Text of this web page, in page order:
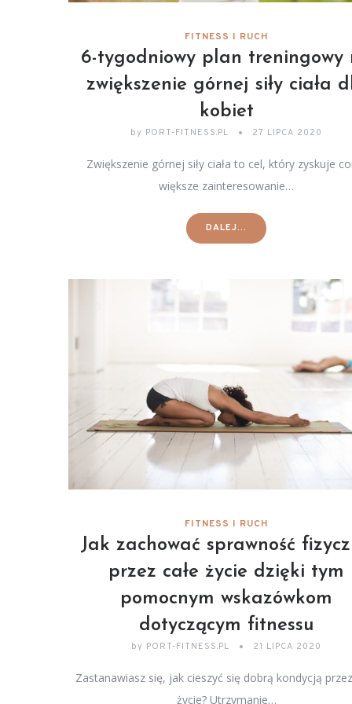
FITNESS I RUCH
6-tygodniowy plan treningowy
zwiększenie górnej siły ciała
kobiet
by PORT-FITNESS.PL 27 LIPCA 2020
Zwiększenie górnej siły ciała to cel, który zyskuje
większe zainteresowanie…
DALEJ...
FITNESS I RUCH
Jak zachować sprawność
przez całe życie dzięki tym
pomocnym wskazówkom
dotyczącym fitnessu
by PORT-FITNESS.PL 21 LIPCA 2020
Zastanawiasz się, jak cieszyć się dobrą kondycją
życie? Utrzymanie…